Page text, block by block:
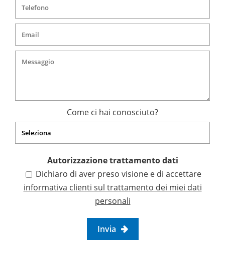
Come ci hai conosciuto?
Autorizzazione trattamento dati
Dichiaro di aver preso visione e di accettare
informativa clienti sul trattamento dei miei dati
personali
Invia